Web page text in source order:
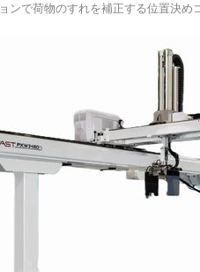
ンで荷物のすれを補正する位置決め